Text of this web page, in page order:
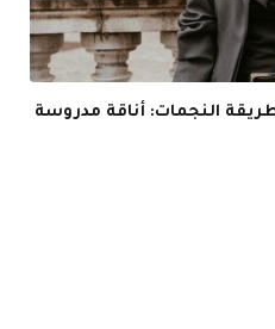
النجمات: أناقة مدروسة